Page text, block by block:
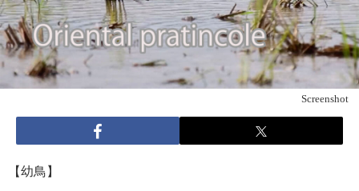
Screenshot
【幼鳥】